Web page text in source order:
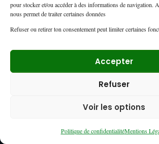
pour stocker et/ou accéder à des informations de navigation.
nous permet de traiter certaines données
Refuser ou retirer ton consentement peut limiter certaines
Accepter
Refuser
Voir les options
Politique de confidentialitéMentions
Erreurs fréquentes et
La majorité des refus de la MDPH ne sont
Voici les erreurs les plus courantes à éviter,